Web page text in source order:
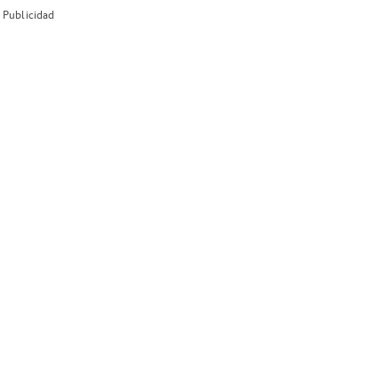
Publicidad